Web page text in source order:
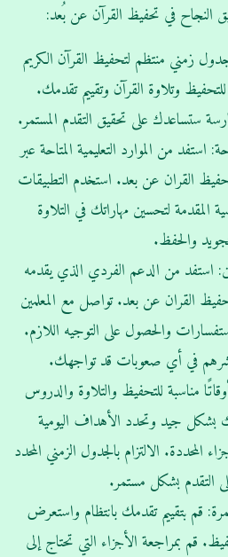
النجاح في تحفيظ القرآن عن بُعد:
زمني منتظم لتحفيظ القرآن الكريم
وتلاوة القرآن وتقييم تقدمك.
ستساعدك على تحقيق التقدم المستمر.
استفد من الموارد التعليمية المتاحة عبر
القران عن بعد. استخدم التطبيقات
المقدمة لتحسين مهاراتك في التلاوة
والحفظ.
استفد من الدعم الفردي الذي يقدمه
القران عن بعد. تواصل مع المعلمين
والحصول على التوجيه اللازم.
في أي صعوبات قد تواجهك.
مناسبة للتحفيظ والتلاوة والدروس
بشكل جيد وتحدد الأهداف اليومية
المحددة. الالتزام بالجدول الزمني المحدد
التقدم بشكل مستمر.
قم بتقييم تقدمك بانتظام واستعرض
قم بمراجعة الأجزاء التي تحتاج إلى